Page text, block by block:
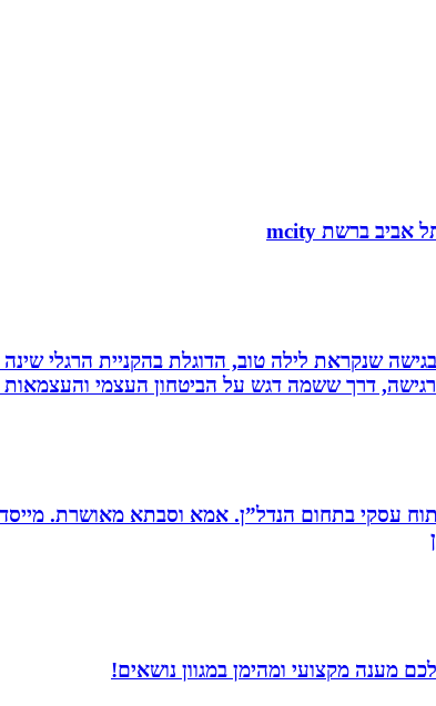
שנקראת לילה טוב, הדוגלת בהקניית הרגלי
דרך ששמה דגש על הביטחון העצמי
עסקי בתחום הנדל”ן. אמא וסבתא מאושרת.
מענה מקצועי ומהימן במגוון נושאים!